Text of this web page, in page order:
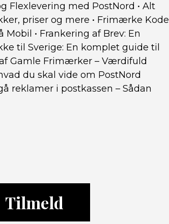
Flexlevering med PostNord • Alt
priser og mere • Frimærke Kode
Mobil • Frankering af Brev: En
til Sverige: En komplet guide til
Gamle Frimærker – Værdifuld
du skal vide om PostNord
reklamer i postkassen – Sådan
Tilmeld